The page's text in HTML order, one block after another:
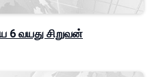
6 வயது சிறுவன்